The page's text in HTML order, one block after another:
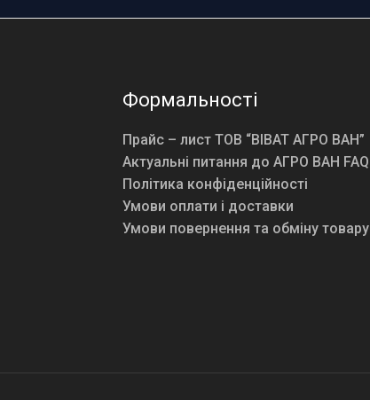
Формальності
Прайс – лист ТОВ “ВІВАТ АГРО ВАН”
Актуальні питання до АГРО ВАН FAQ
Політика конфіденційності
Умови оплати і доставки
Умови повернення та обміну товару